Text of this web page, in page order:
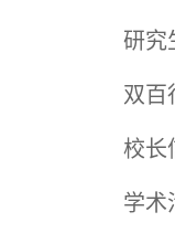
研究
双百
校长
学术